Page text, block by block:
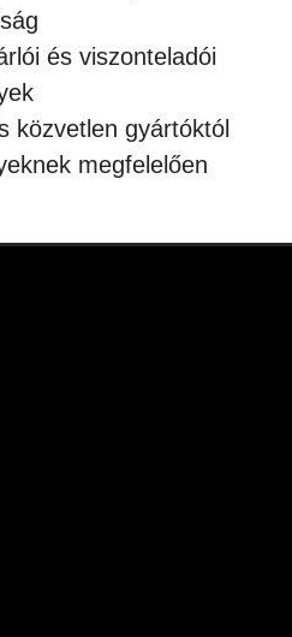
és viszonteladói
közvetlen gyártóktól
megfelelően